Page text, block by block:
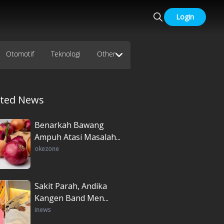
Login
Otomotif Teknologi Other
News
Benarkah Bawang
Ampuh Atasi Masalah...
okezone
Sakit Parah, Andika
Kangen Band Men...
inews